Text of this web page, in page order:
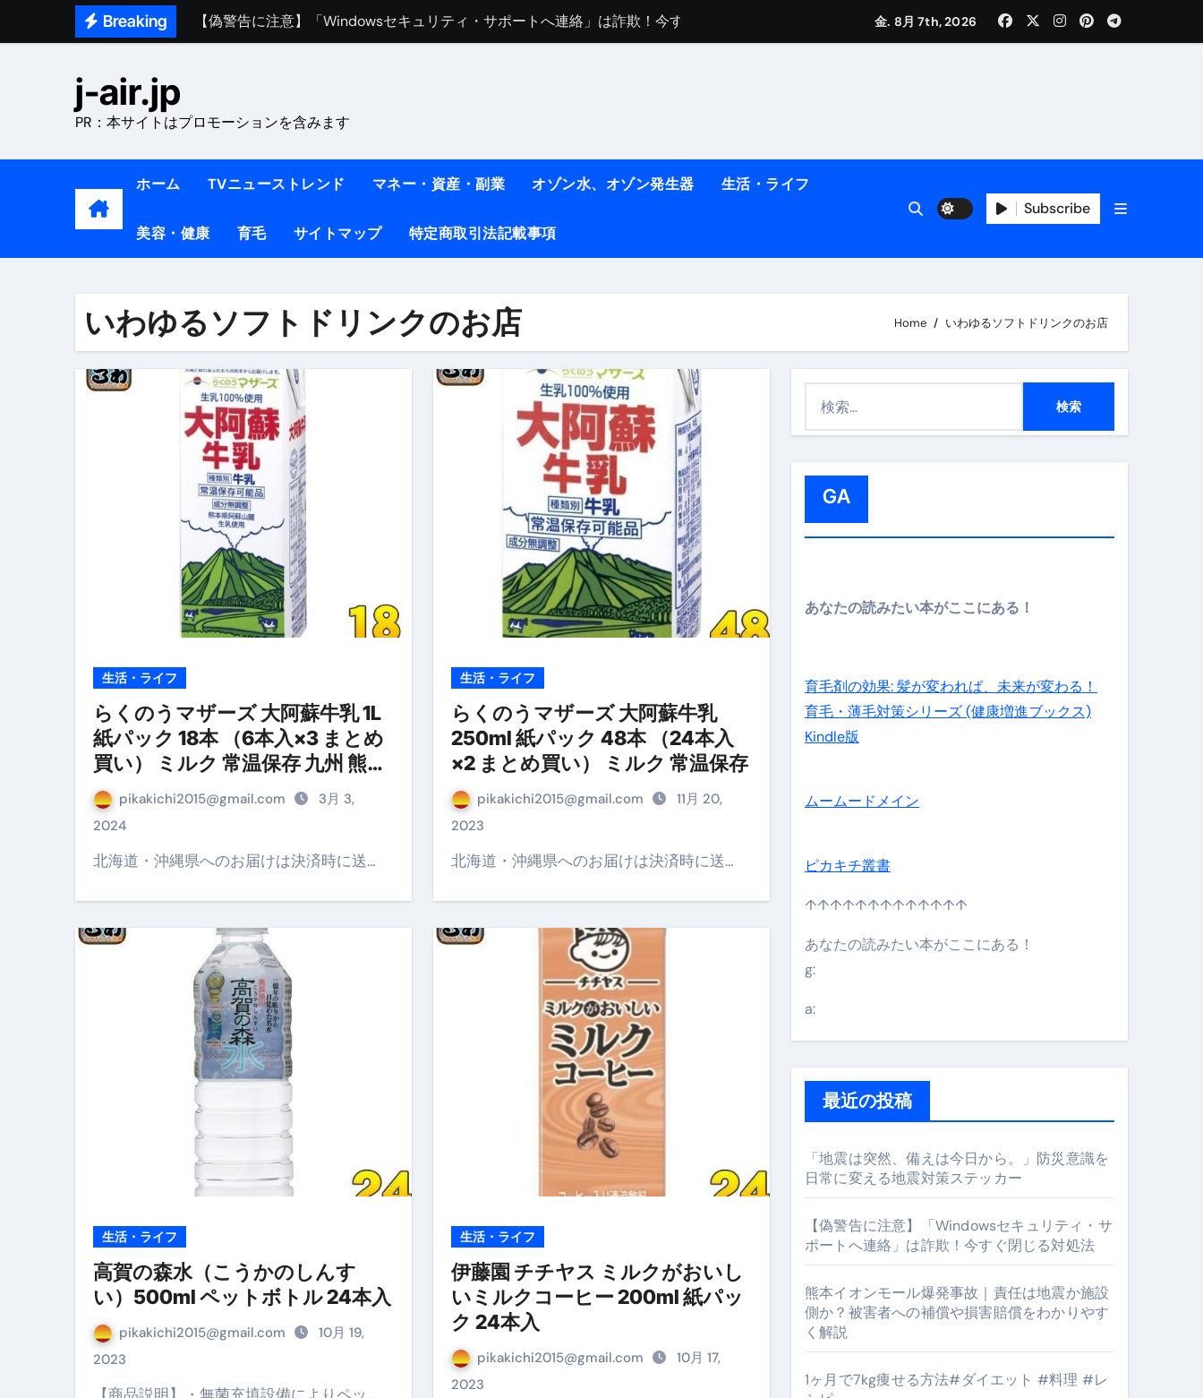
Breaking
熊本イオンモール爆発事故｜責任は地震か施設側か？被害者への補償や損害賠償をわかりやすく解説
【医者が教える】本当に痩せる薬はコレ！ #医療ダイエット
中町綾が2週間で3.5kg痩せた方法 #shots
【医者が解説】このふくらはぎ痩せ本当に効果ある？ #エクササイズ
【美容】ダイエットに対する私の考え方と実践方法を解説します【健康】
【1日ダイエットルーティン】運動なしで2ヶ月で10kg減量した、私の痩せる9つの習慣 | レシピ付き | ダイエット中の食事
『葬送のフリーレン』の学び｜時間・記憶・名言・人生哲学から読み解く生き方
リサイクル業者の無料回収・無料査定は危険？情報収集との関係と見分け方を解説
山梨県震度6弱と富士山噴火の関係｜最新観測データと前兆現象を徹底解説【2026】
青森県震度6とベネゼエラM7級地震の関連性は？
Cookie同意管理ツール「STRIGHT」取り扱い開始＆リリース記念キャンペーン【ムームードメイン】
金融ブラックでも毎日「ビットコイン」がもらえる超お得アプリ
【輸入消費税】輸入に消費税はかかるのか？勘定科目・仕訳・申告書記載方法
この動画は国にすぐ消されます。これが日本が残念な国になった理由です。国民は●●をしないとこの先さらに貧しくなります。【 竹花貴騎 切り抜き 会社員
意外にありえる？日経平均40000円を妄想シナリオ検証してみた！ズボラ株投資
アフィリエイト【稼げるキーワード】一覧※YouTubeブログSNS共通
【必見】融資受けるなら”コレ”を確実に取り組むべき！ #shorts
弁護士が教える「投資詐欺」に引っかからないための方法 #投資詐欺 #詐欺 #弁護士 #法律
【PR】フリーランス必見！入金前の売上をすぐに現金で受け取る方法
【即金】3時間で5万円稼ぐセルフバックの全貌！危険回避と安全な稼ぎ方を徹底解説
【超高騰】爆上がりしたビットコインに695万円も投資してる営業39歳サラリーマン【2025年10月3日】 #bitcoin #全財産 #暗号資産
Q：借りた借金を返さなくていい場合ってありますか？#Shorts
【必見】もう営業電話は怖くない！初心者でも成果を出す電話の仕方はコレ！
自己破産中に絶対にしてはダメなこと7選
自己破産にまつわるよくある勘違い4選#Shorts
アーモンドを毎日食べたらどうなるの？①【30秒でわかる効果まとめ】#アーモンド #ダイエット #筋トレ #美容 #健康 #雑学 #ナレーター #小林将大
【ひろゆき】借金1億円あります 返済か、自己破産かひろゆきさんならどちらを選びますか？ #shorts
セラピストのための！美容、健康、ダイエットにとても重要な女性ホルモンと男性ホルモン
弁護士解説【詐欺被害】警察に行っても返金されません
金. 8月 7th, 2026
j-air.jp
PR：本サイトはプロモーションを含みます
ホーム TVニューストレンド マネー・資産・副業 オゾン水、オゾン発生器 生活・ライフ
美容・健康 育毛 サイトマップ 特定商取引法記載事項
Subscribe
いわゆるソフトドリンクのお店 Home いわゆるソフトドリンクのお店
生活・ライフ
らくのうマザーズ 大阿蘇牛乳 1L
紙パック 18本 （6本入×3 まとめ
買い） ミルク 常温保存 九州 熊本
阿蘇山 成分無調整 生乳
pikakichi2015@gmail.com
3月 3,
2024
北海道・沖縄県へのお届けは決済時に送…
生活・ライフ
らくのうマザーズ 大阿蘇牛乳
250ml 紙パック 48本 （24本入
×2 まとめ買い） ミルク 常温保存
pikakichi2015@gmail.com
11月 20,
2023
北海道・沖縄県へのお届けは決済時に送…
生活・ライフ
高賀の森水（こうかのしんす
い）500ml ペットボトル 24本入
pikakichi2015@gmail.com
10月 19,
2023
生活・ライフ
伊藤園 チチヤス ミルクがおいし
いミルクコーヒー 200ml 紙パッ
ク 24本入
pikakichi2015@gmail.com
10月 17,
2023
GA
あなたの読みたい本がここにある！
育毛剤の効果: 髪が変われば、未来が変わる！
育毛・薄毛対策シリーズ (健康増進ブックス)
Kindle版
ムームードメイン
ピカキチ叢書
↑↑↑↑↑↑↑↑↑↑↑↑↑
あなたの読みたい本がここにある！
g:
a:
最近の投稿
「地震は突然、備えは今日から。」防災意識を
日常に変える地震対策ステッカー
【偽警告に注意】「Windowsセキュリティ・サ
ポートへ連絡」は詐欺！今すぐ閉じる対処法
熊本イオンモール爆発事故｜責任は地震か施設
側か？被害者への補償や損害賠償をわかりやす
く解説
1ヶ月で7kg痩せる方法#ダイエット #料理 #レ